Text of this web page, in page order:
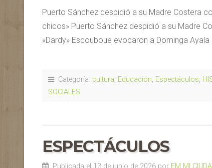
Puerto Sánchez despidió a su Madre Costera
chicos» Puerto Sánchez despidió a su Madre
«Dardy» Escouboue evocaron a Dominga
Categoría: cultura, Educación, Espectáculos,
SOCIALES
ESPECTÁCULOS
Publicada el 13 de junio de 2026 por FM MI